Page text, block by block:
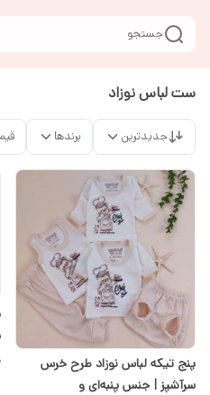
جستجو
ست لباس نوزاد
جدیدترین برندها
پنج تیکه لباس نوزاد طرح خرس
سرآشپز | جنس پنبه‌ای و